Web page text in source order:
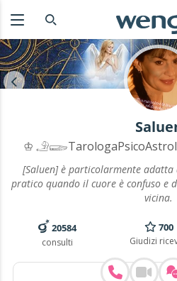
♔
[Saluen] è particolarmente adatta
pratico quando il cuore è confuso e
vicina.
20584
consulti
700
Giudizi